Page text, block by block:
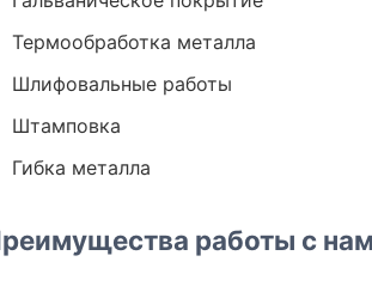
Термообработка металла
Шлифовальные работы
Штамповка
Гибка металла
работы с